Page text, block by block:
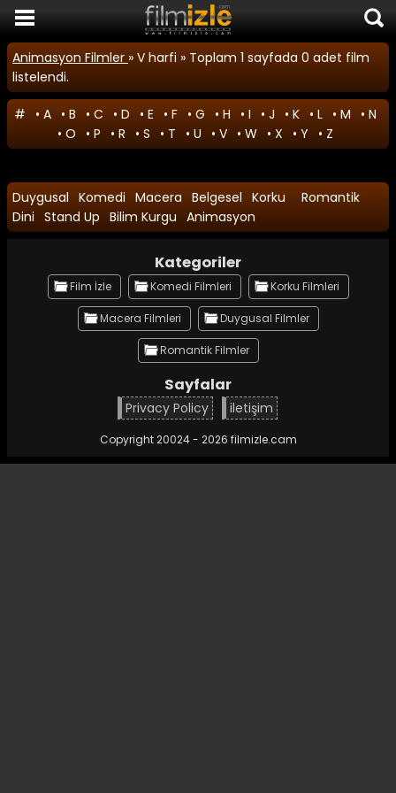
Film İzle
Komedi Filmleri
Korku Filmleri
Macera Filmleri
Duygusal Filmler
Romantik Filmler
SON EKLENEN FİLMLER
FİLM HABERLERİ
Animasyon Filmler » V harfi » Toplam 1 sayfada 0 adet film
listelendi.
# • A • B • C • D • E • F • G • H • I • J • K • L • M • N
• O • P • R • S • T • U • V • W • X • Y • Z
Duygusal Komedi Macera Belgesel Korku
Romantik
Dini Stand Up Bilim Kurgu Animasyon
Kategoriler
Film İzle Komedi Filmleri Korku Filmleri
Macera Filmleri Duygusal Filmler
Romantik Filmler
Sayfalar
Privacy Policy iletişim
Copyright 20024 - 2026 filmizle.cam